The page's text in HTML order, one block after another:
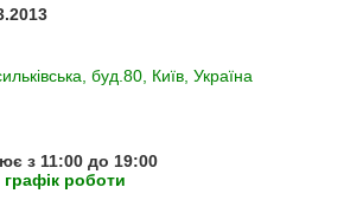
буд.80, Київ, Україна
з 11:00 до 19:00
роботи